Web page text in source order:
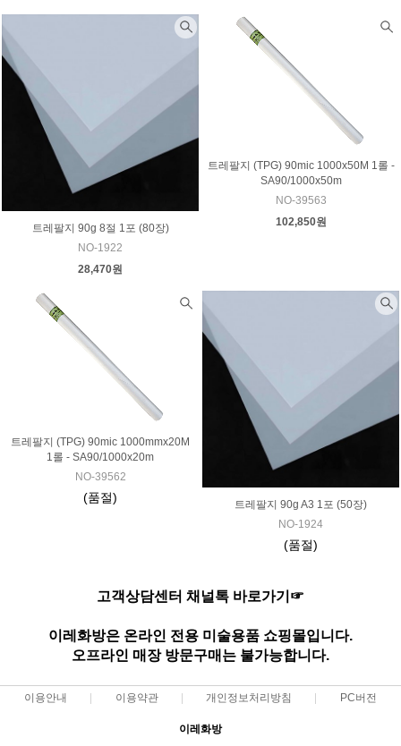
트레팔지 90g 8절 1포 (80장)
NO-1922
28,470원
트레팔지 (TPG) 90mic 1000x50M 1롤 -
SA90/1000x50m
NO-39563
102,850원
트레팔지 (TPG) 90mic 1000mmx20M
1롤 - SA90/1000x20m
NO-39562
(품절)
트레팔지 90g A3 1포 (50장)
NO-1924
(품절)
고객상담센터 채널톡 바로가기☞
이레화방은 온라인 전용 미술용품 쇼핑몰입니다.
오프라인 매장 방문구매는 불가능합니다.
이용안내 이용약관 개인정보처리방침 PC버전
이레화방